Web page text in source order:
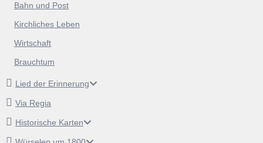
Bahn und Post
Kirchliches Leben
Wirtschaft
Brauchtum
Lied der Erinnerung
Via Regia
Historische Karten